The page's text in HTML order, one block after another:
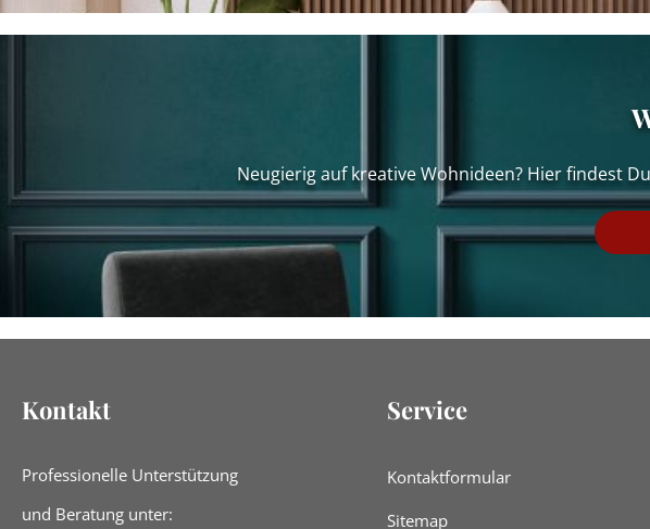
Neugierig auf kreative Wohnideen? Hier findest
Kontakt
Professionelle Unterstützung
und Beratung unter:
Service
Kontaktformular
Sitemap